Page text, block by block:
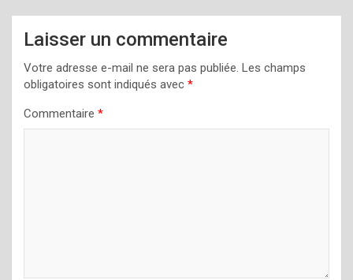
Laisser un commentaire
Votre adresse e-mail ne sera pas publiée. Les champs
obligatoires sont indiqués avec *
Commentaire *